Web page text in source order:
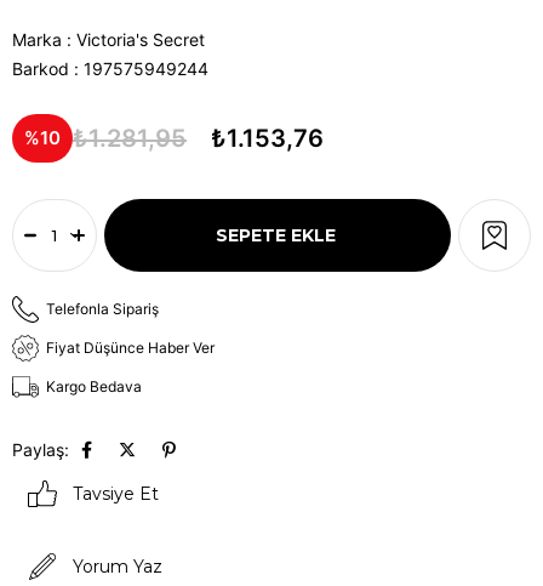
Marka : Victoria's Secret
Barkod : 197575949244
10 ₺1.281,95 ₺1.153,76
Telefonla Sipariş
Fiyat Düşünce Haber Ver
Kargo Bedava
Paylaş:
Tavsiye Et
Yorum Yaz